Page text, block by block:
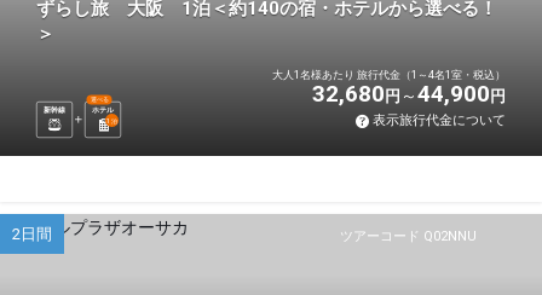
ずらし旅 大阪 1泊＜約140の宿・ホテルから選べる！
＞
新幹線 ホテル
選べる
1 泊
大人1名様あたり 旅行代金（1～4名1室・税込）
32,680 円 44,900 円
表示旅行代金について
ツアーコード Q02NNU
2日間